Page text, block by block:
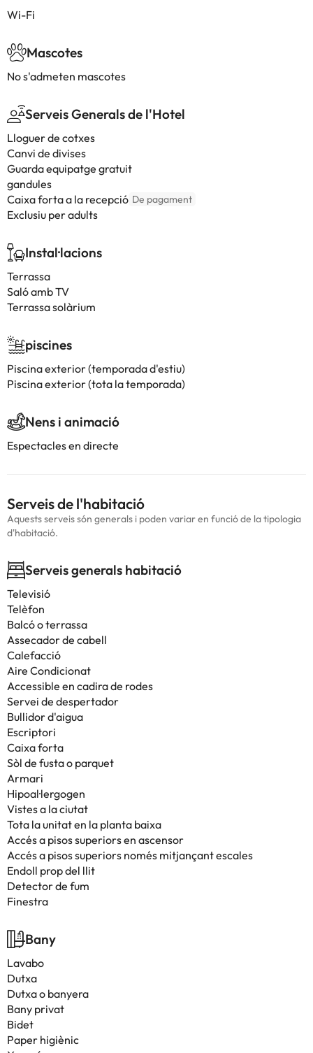
Wi-Fi
Mascotes
No s'admeten mascotes
Serveis Generals de l'Hotel
Lloguer de cotxes
Canvi de divises
Guarda equipatge gratuit
gandules
Caixa forta a la recepció De pagament
Exclusiu per adults
Instal·lacions
Terrassa
Saló amb TV
Terrassa solàrium
piscines
Piscina exterior (temporada d'estiu)
Piscina exterior (tota la temporada)
Nens i animació
Espectacles en directe
Serveis de l'habitació
Aquests serveis són generals i poden variar en funció de la tipologia
d'habitació.
Serveis generals habitació
Televisió
Telèfon
Balcó o terrassa
Assecador de cabell
Calefacció
Aire Condicionat
Accessible en cadira de rodes
Servei de despertador
Bullidor d'aigua
Escriptori
Caixa forta
Sòl de fusta o parquet
Armari
Hipoal·lergogen
Vistes a la ciutat
Tota la unitat en la planta baixa
Accés a pisos superiors en ascensor
Accés a pisos superiors només mitjançant escales
Endoll prop del llit
Detector de fum
Finestra
Bany
Lavabo
Dutxa
Dutxa o banyera
Bany privat
Bidet
Paper higiènic